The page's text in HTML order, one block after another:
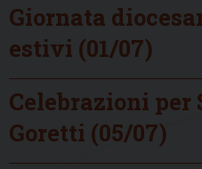
Giornata
estivi (01/07)
Celebrazioni per
Goretti (05/07)